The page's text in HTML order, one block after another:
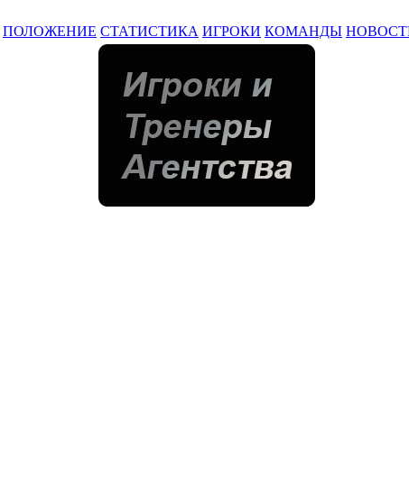
ПОЛОЖЕНИЕ СТАТИСТИКА ИГРОКИ КОМАНДЫ